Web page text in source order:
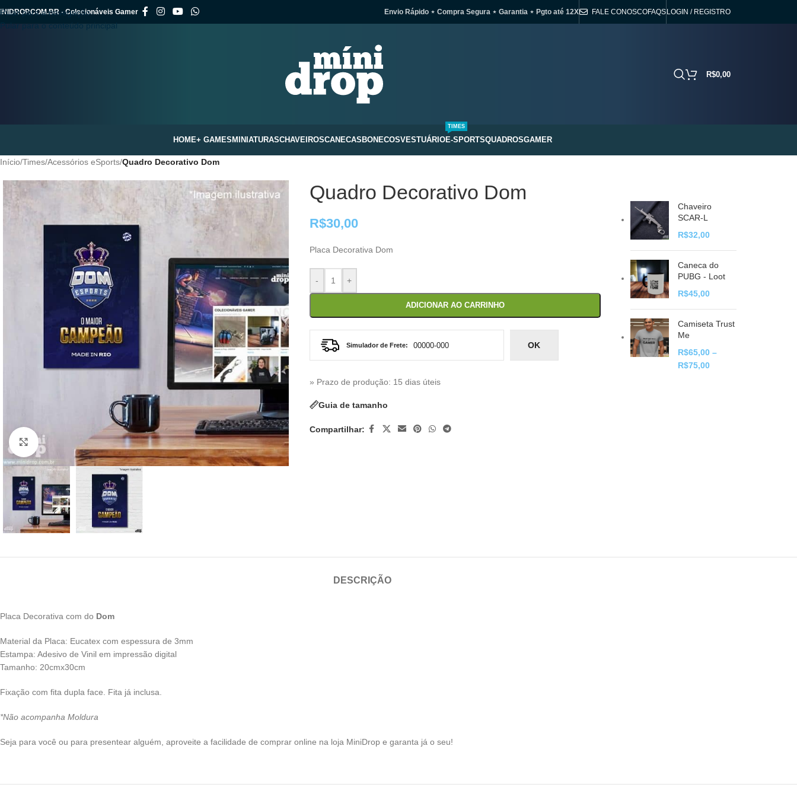
Pular para a navegação
Pular para o conteúdo principal
- Colecionáveis Gamer Envio Rápido ⋆ Compra Segura ⋆ Garantia ⋆ Pgto até 12X FALE CONOSCOFAQS LOGIN / REGISTRO
R$0,00
HOME+ GAMES MINIATURASCHAVEIROSCANECAS BONECOSVESTUÁRIOE-SPORTS
TIMES
QUADROSGAMER
Início/Times/Acessórios eSports/Quadro Decorativo Dom
Clique para ampliar
Quadro Decorativo Dom
R$30,00
Placa Decorativa Dom
- +
ADICIONAR AO CARRINHO
Simulador de Frete: OK
» Prazo de produção: 15 dias úteis
Guia de tamanho
Compartilhar:
Chaveiro
SCAR-L
R$32,00
Caneca do
PUBG - Loot
R$45,00
Camiseta Trust
Me
R$65,00 –
R$75,00
DESCRIÇÃO
Placa Decorativa com do Dom
Material da Placa: Eucatex com espessura de 3mm
Estampa: Adesivo de Vinil em impressão digital
Tamanho: 20cmx30cm
Fixação com fita dupla face. Fita já inclusa.
*Não acompanha Moldura
Seja para você ou para presentear alguém, aproveite a facilidade de comprar online na loja MiniDrop e garanta já o seu!